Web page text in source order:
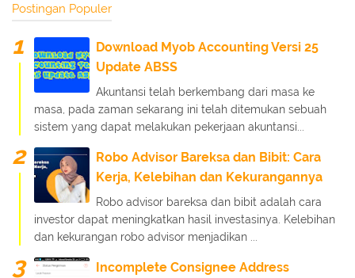
Postingan Populer
Download Myob Accounting Versi 25
Update ABSS
Akuntansi telah berkembang dari masa ke
masa, pada zaman sekarang ini telah ditemukan sebuah
sistem yang dapat melakukan pekerjaan akuntansi...
Robo Advisor Bareksa dan Bibit: Cara
Kerja, Kelebihan dan Kekurangannya
Robo advisor bareksa dan bibit adalah cara
investor dapat meningkatkan hasil investasinya. Kelebihan
dan kekurangan robo advisor menjadikan ...
Incomplete Consignee Address